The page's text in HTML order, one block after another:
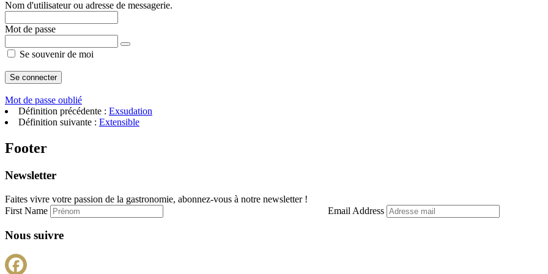
Nom d'utilisateur ou adresse de messagerie.
Mot de passe
Se souvenir de moi
Mot de passe oublié
Définition précédente : Exsudation
Définition suivante : Extensible
Footer
Newsletter
Faites vivre votre passion de la gastronomie, abonnez-vous à notre newsletter !
First Name
Email Address
Nous suivre